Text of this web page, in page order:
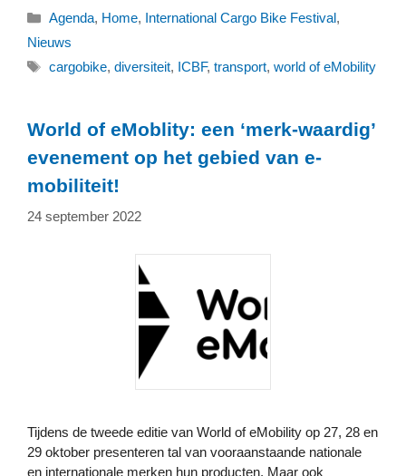
Categorieën
Agenda, Home, International Cargo Bike Festival,
Nieuws
Tags
cargobike, diversiteit, ICBF, transport, world of eMobility
World of eMoblity: een ‘merk-waardig’
evenement op het gebied van e-
mobiliteit!
24 september 2022
Tijdens de tweede editie van World of eMobility op 27, 28 en
29 oktober presenteren tal van vooraanstaande nationale
en internationale merken hun producten. Maar ook